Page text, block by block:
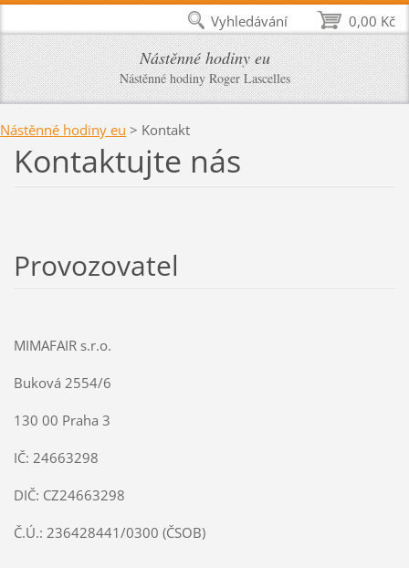
Nástěnné hodiny eu
Nástěnné hodiny Roger Lascelles
Nástěnné hodiny eu > Kontakt
Kontaktujte nás
Provozovatel
MIMAFAIR s.r.o.
Buková 2554/6
130 00 Praha 3
IČ: 24663298
DIČ: CZ24663298
Č.Ú.: 236428441/0300 (ČSOB)
0,00 Kč
Vyhledávání